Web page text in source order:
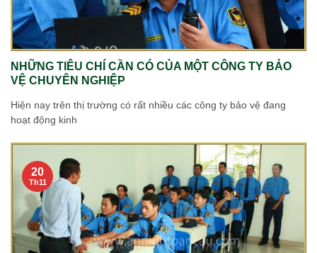
NHỮNG TIÊU CHÍ CẦN CÓ CỦA MỘT CÔNG TY BẢO
VỆ CHUYÊN NGHIỆP
Hiện nay trên thị trường có rất nhiều các công ty bảo vệ đang
hoạt động kinh
20
Th11